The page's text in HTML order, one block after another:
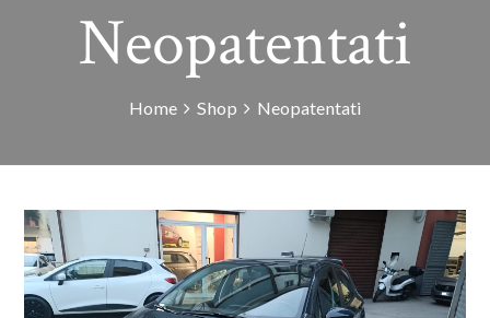
Neopatentati
Home Shop Neopatentati